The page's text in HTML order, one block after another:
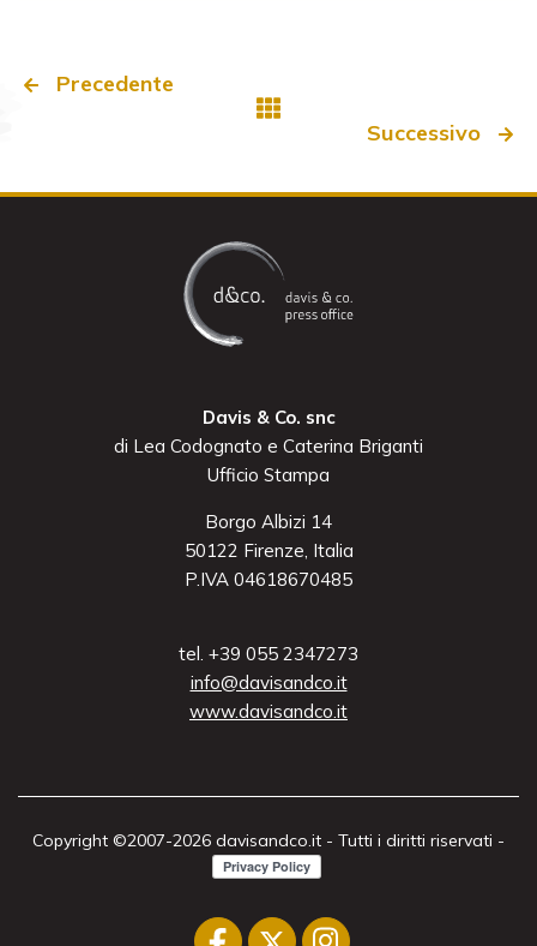
Precedente
Successivo
Davis & Co. snc
di Lea Codognato e Caterina Briganti
Ufficio Stampa
Borgo Albizi 14
50122 Firenze, Italia
P.IVA 04618670485
tel. +39 055 2347273
info@davisandco.it
www.davisandco.it
Copyright ©2007-2026 davisandco.it - Tutti i diritti riservati -